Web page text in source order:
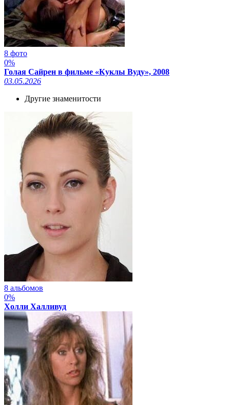
8 фото
0%
Голая Сайрен в фильме «Куклы Вуду», 2008
03.05.2026
Другие знаменитости
8 альбомов
0%
Холли Халливуд